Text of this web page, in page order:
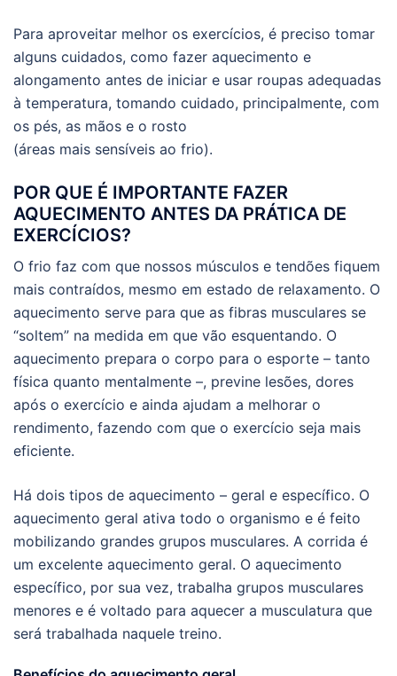
Para aproveitar melhor os exercícios, é preciso tomar
alguns cuidados, como fazer aquecimento e
alongamento antes de iniciar e usar roupas adequadas
à temperatura, tomando cuidado, principalmente, com
os pés, as mãos e o rosto
(áreas mais sensíveis ao frio).
POR QUE É IMPORTANTE FAZER
AQUECIMENTO ANTES DA PRÁTICA DE
EXERCÍCIOS?
O frio faz com que nossos músculos e tendões fiquem
mais contraídos, mesmo em estado de relaxamento. O
aquecimento serve para que as fibras musculares se
“soltem” na medida em que vão esquentando. O
aquecimento prepara o corpo para o esporte – tanto
física quanto mentalmente –, previne lesões, dores
após o exercício e ainda ajudam a melhorar o
rendimento, fazendo com que o exercício seja mais
eficiente.
Há dois tipos de aquecimento – geral e específico. O
aquecimento geral ativa todo o organismo e é feito
mobilizando grandes grupos musculares. A corrida é
um excelente aquecimento geral. O aquecimento
específico, por sua vez, trabalha grupos musculares
menores e é voltado para aquecer a musculatura que
será trabalhada naquele treino.